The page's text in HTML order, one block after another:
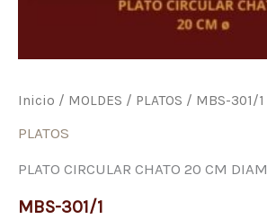
Inicio / MOLDES / PLATOS / MBS-301/1
PLATOS
PLATO CIRCULAR CHATO 20 CM DIAM
MBS-301/1